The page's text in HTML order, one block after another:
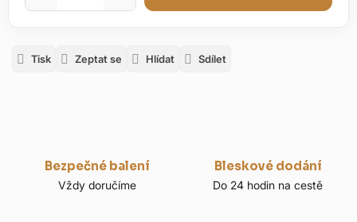
Tisk Zeptat se Hlídat Sdílet
Bezpečné balení
Vždy doručíme
Bleskové dodání
Do 24 hodin na cestě